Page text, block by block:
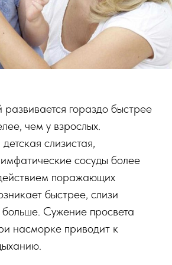
гораздо быстрее
чем у взрослых.
слизистая,
сосуды более
поражающих
быстрее, слизи
Сужение просвета
насморке приводит к